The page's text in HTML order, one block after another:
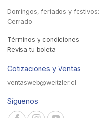
Domingos, feriados y festivos:
Cerrado
Términos y condiciones
Revisa tu boleta
Cotizaciones y Ventas
ventasweb@weitzler.cl
Síguenos